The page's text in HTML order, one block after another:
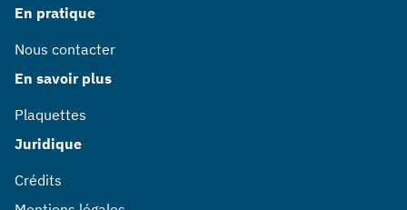
En pratique
Nous contacter
En savoir plus
Plaquettes
Juridique
Crédits